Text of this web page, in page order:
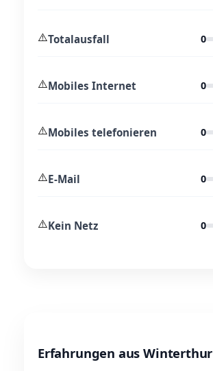
⚠️Totalausfall 0
⚠️Mobiles Internet 0
⚠️Mobiles telefonieren 0
⚠️E-Mail 0
⚠️Kein Netz 0
Erfahrungen aus Winterthur